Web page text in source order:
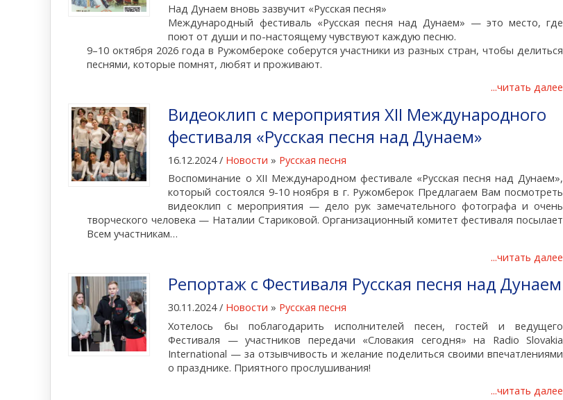
Над Дунаем вновь зазвучит «Русская песня»
Международный фестиваль «Русская песня над Дунаем» — это место, где
поют от души и по-настоящему чувствуют каждую песню.
9–10 октября 2026 года в Ружомбероке соберутся участники из разных стран, чтобы делиться
песнями, которые помнят, любят и проживают.
...читать далее
Видеоклип с мероприятия XII Международного
фестиваля «Русская песня над Дунаем»
16.12.2024 / Новости » Русская песня
Воспоминание о XII Международном фестивале «Русская песня над Дунаем»,
который состоялся 9-10 ноября в г. Ружомберок Предлагаем Вам посмотреть
видеоклип с мероприятия — дело рук замечательного фотографа и очень
творческого человека — Наталии Стариковой. Организационный комитет фестиваля посылает
Всем участникам…
...читать далее
Репортаж с Фестиваля Русская песня над Дунаем
30.11.2024 / Новости » Русская песня
Хотелось бы поблагодарить исполнителей песен, гостей и ведущего
Фестиваля — участников передачи «Словакия сегодня» на Radio Slovakia
International — за отзывчивость и желание поделиться своими впечатлениями
о празднике. Приятного прослушивания!
...читать далее